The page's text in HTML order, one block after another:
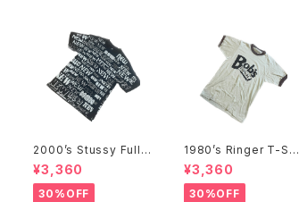
2000’s Stussy Full
Print T-Shirts -2000
年代 ステューシー フル
プリントTシャツ-
¥3,360
30%OFF
1980’s Ringer T-Shi
rts - 1980年代 リンガ
ーTシャツ-
¥3,360
30%OFF